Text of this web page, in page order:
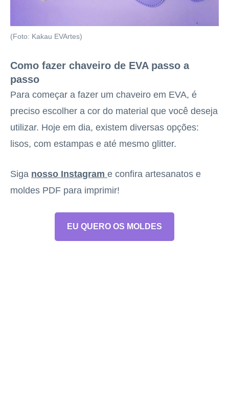
(Foto: Kakau EVArtes)
Como fazer chaveiro de EVA passo a
passo
Para começar a fazer um chaveiro em EVA, é
preciso escolher a cor do material que você deseja
utilizar. Hoje em dia, existem diversas opções:
lisos, com estampas e até mesmo glitter.
Siga nosso Instagram e confira artesanatos e
moldes PDF para imprimir!
EU QUERO OS MOLDES